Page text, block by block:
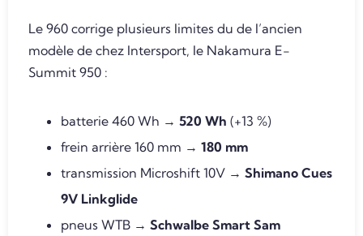
Le 960 corrige plusieurs limites du de l’ancien
modèle de chez Intersport, le Nakamura E-
Summit 950 :
batterie 460 Wh → 520 Wh (+13 %)
frein arrière 160 mm → 180 mm
transmission Microshift 10V → Shimano Cues
9V Linkglide
pneus WTB → Schwalbe Smart Sam